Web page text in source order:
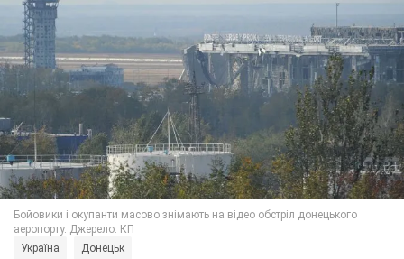
Україна Донецьк